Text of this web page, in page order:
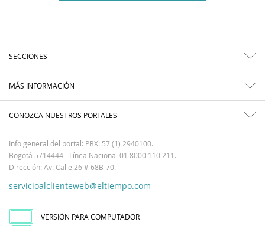
SECCIONES
MÁS INFORMACIÓN
CONOZCA NUESTROS PORTALES
Info general del portal: PBX: 57 (1) 2940100.
Bogotá 5714444 - Línea Nacional 01 8000 110 211.
Dirección: Av. Calle 26 # 68B-70.
servicioalclienteweb@eltiempo.com
VERSIÓN PARA COMPUTADOR